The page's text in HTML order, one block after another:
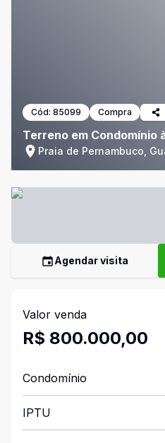
Cód: 85099 Compra
Terreno em Condomínio
Praia de Pernambuco,
Agendar visita
Valor venda
R$ 800.000,00
Condomínio
IPTU